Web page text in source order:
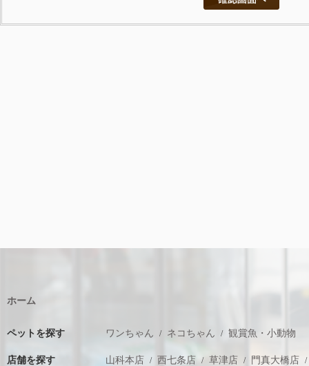
ホーム
ペットを探す ワンちゃん ネコちゃん 観賞魚・小動物
店舗を探す 山科本店 西七条店 草津店 門真大橋店